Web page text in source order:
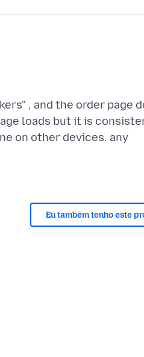
, and the order page
loads but it is
on other devices. any
Eu também tenho este